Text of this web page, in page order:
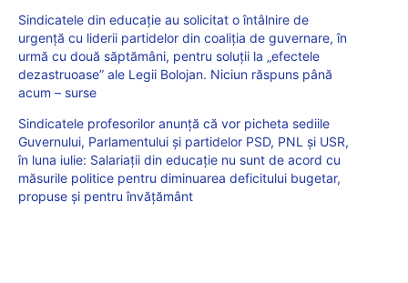
Sindicatele din educație au solicitat o întâlnire de
urgență cu liderii partidelor din coaliția de guvernare, în
urmă cu două săptămâni, pentru soluții la „efectele
dezastruoase” ale Legii Bolojan. Niciun răspuns până
acum – surse
Sindicatele profesorilor anunță că vor picheta sediile
Guvernului, Parlamentului și partidelor PSD, PNL și USR,
în luna iulie: Salariații din educație nu sunt de acord cu
măsurile politice pentru diminuarea deficitului bugetar,
propuse și pentru învățământ